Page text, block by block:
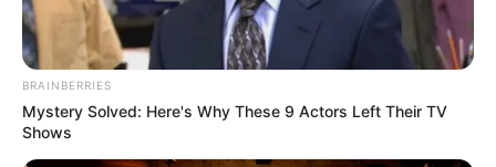
BRAINBERRIES
Mystery Solved: Here's Why These 9 Actors Left Their TV
Shows